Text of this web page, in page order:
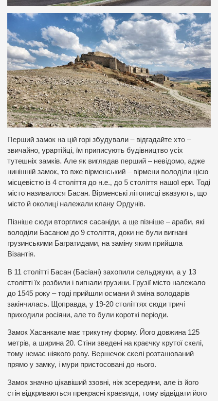
Перший замок на цій горі збудували – відгадайте хто –
звичайно, урартійці, їм приписують будівництво усіх
тутешніх замків. Але як виглядав перший – невідомо, адже
нинішній замок, то вже вірменський – вірмени володіли цією
місцевістю із 4 століття до н.е., до 5 століття нашої ери. Тоді
місто називалося Басан. Вірменські літописці вказують, що
місто й околиці належали клану Ордунів.
Пізніше сюди вторглися сасаніди, а ще пізніше – араби, які
володіли Басаном до 9 століття, доки не були вигнані
грузинськими Багратидами, на заміну яким прийшла
Візантія.
В 11 столітті Басан (Басіані) захопили сельджуки, а у 13
столітті їх розбили і вигнали грузини. Грузії місто належало
до 1545 року – тоді прийшли османи й зміна володарів
закінчилась. Щоправда, у 19-20 століттях сюди тричі
приходили росіяни, але то були короткі періоди.
Замок Хасанкале має трикутну форму. Його довжина 125
метрів, а ширина 20. Стіни зведені на краєчку крутої скелі,
тому немає ніякого рову. Вершечок скелі розташований
прямо у замку, і мури пристосовані до нього.
Замок значно цікавіший ззовні, ніж зсередини, але із його
стін відкриваються прекрасні краєвиди, тому відвідати його